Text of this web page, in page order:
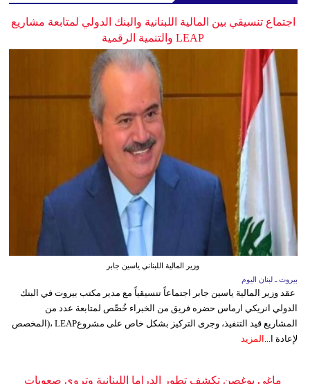
اجتماع تنسيقي بين المالية اللبنانية والبنك الدولي لمتابعة مشاريع
LEAP والتنمية الرقمية
وزير المالية اللبناني ياسين جابر
بيروت ـ لبنان اليوم
عقد وزير المالية ياسين جابر اجتماعاً تنسيقياً مع مدير مكتب بيروت في البنك
الدولي انريكي ارماس حضره فريق من الخبراء خُصِّص لمتابعة عدد من
المشاريع قيد التنفيذ، وجرى التركيز بشكل خاص على مشروعLEAP ،(المخصص
لإعادة ا...
المزيد
ماغي بوغصن تكشف تطور الدراما اللبنانية وتروي صعوبات